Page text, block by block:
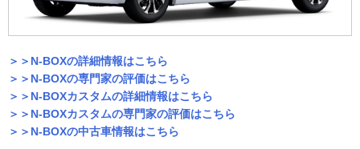
＞＞N-BOXの詳細情報はこちら
＞＞N-BOXの専門家の評価はこちら
＞＞N-BOXカスタムの詳細情報はこちら
＞＞N-BOXカスタムの専門家の評価はこちら
＞＞N-BOXの中古車情報はこちら